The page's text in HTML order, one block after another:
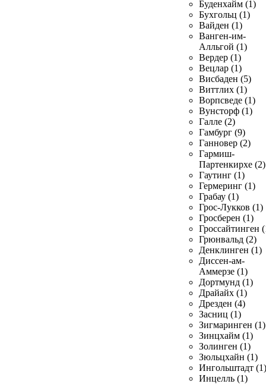
Буденхайм (1)
Бухгольц (1)
Вайден (1)
Ванген-им-
Алльгой (1)
Вердер (1)
Вецлар (1)
Висбаден (5)
Виттлих (1)
Ворпсведе (1)
Вунсторф (1)
Галле (2)
Гамбург (9)
Ганновер (2)
Гармиш-
Партенкирхе (2)
Гаутинг (1)
Гермеринг (1)
Грабау (1)
Грос-Лукков (1)
Гросберен (1)
Гроссайтинген
Грюнвальд (2)
Денклинген (1)
Диссен-ам-
Аммерзе (1)
Дортмунд (1)
Драйайх (1)
Дрезден (4)
Засниц (1)
Зигмаринген (1)
Зинцхайм (1)
Золинген (1)
Зюльцхайн (1)
Ингольштадт (1)
Инцелль (1)